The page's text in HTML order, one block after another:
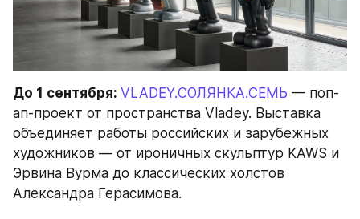
До 1 сентября: VLADEY.СОЛЯНКА.СЕМЬ — поп-
ап-проект от пространства Vladey. Выставка
объединяет работы российских и зарубежных
художников — от ироничных скульптур KAWS и
Эрвина Вурма до классических холстов
Александра Герасимова.